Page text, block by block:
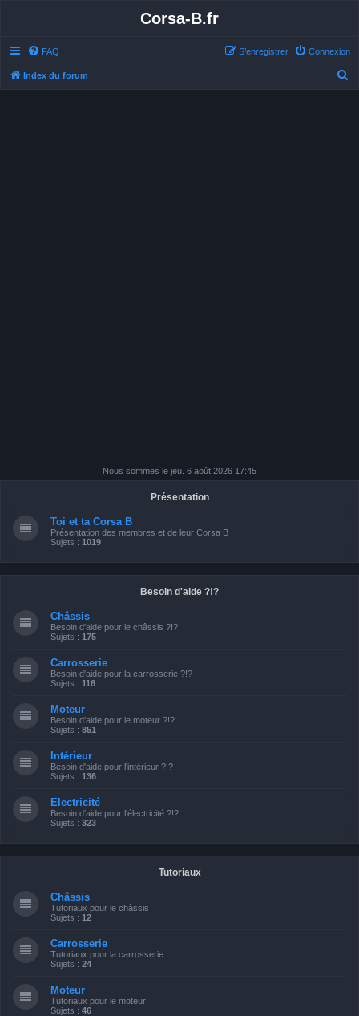
Corsa-B.fr
FAQ Connexion
S’enregistrer
Index du forum
Nous sommes le jeu. 6 août 2026 17:45
Présentation
Toi et ta Corsa B
Présentation des membres et de leur Corsa B
Sujets : 1019
Besoin d'aide ?!?
Châssis
Besoin d'aide pour le châssis ?!?
Sujets : 175
Carrosserie
Besoin d'aide pour la carrosserie ?!?
Sujets : 116
Moteur
Besoin d'aide pour le moteur ?!?
Sujets : 851
Intérieur
Besoin d'aide pour l'intérieur ?!?
Sujets : 136
Electricité
Besoin d'aide pour l'électricité ?!?
Sujets : 323
Tutoriaux
Châssis
Tutoriaux pour le châssis
Sujets : 12
Carrosserie
Tutoriaux pour la carrosserie
Sujets : 24
Moteur
Tutoriaux pour le moteur
Sujets : 46